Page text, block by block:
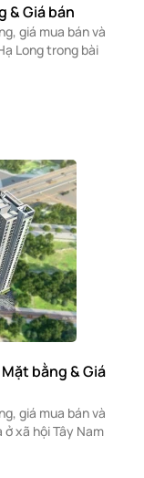
& Giá bán
giá mua bán và
Long trong bài
bằng & Giá
giá mua bán và
xã hội Tây Nam